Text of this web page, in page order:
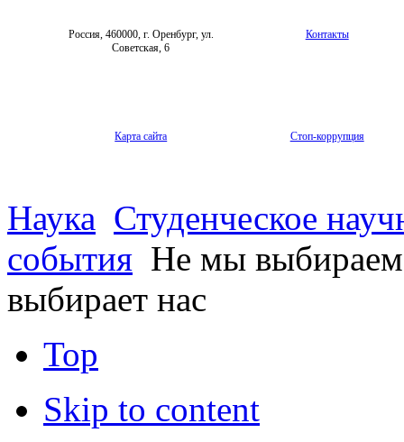
Россия, 460000, г. Оренбург, ул.
Советская, 6
Контакты
Карта сайта Стоп-коррупция
Наука Студенческое
события Не мы
выбирает нас
Top
Skip to content